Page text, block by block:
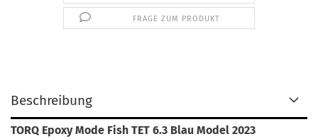
FRAGE ZUM PRODUKT
Beschreibung
TORQ Epoxy Mode Fish TET 6.3 Blau Model 2023